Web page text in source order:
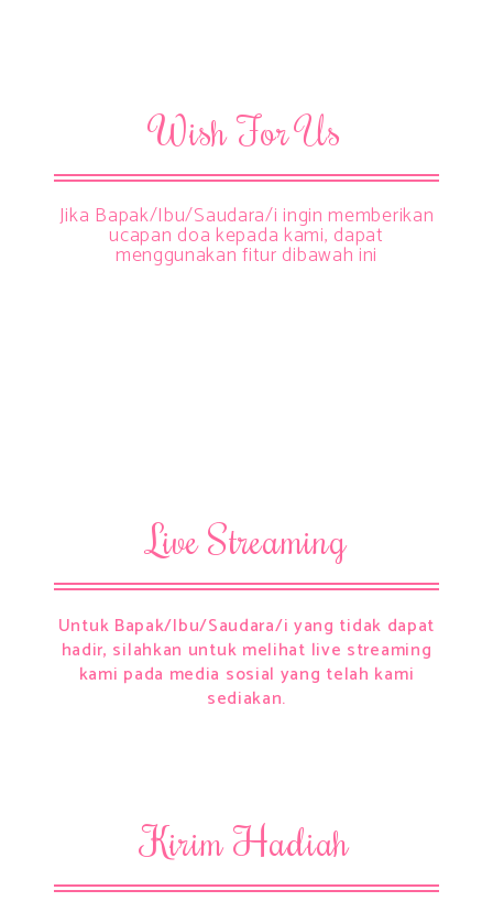
Wish For Us
Jika Bapak/Ibu/Saudara/i ingin memberikan
ucapan doa kepada kami, dapat
menggunakan fitur dibawah ini
Live Streaming
Untuk Bapak/Ibu/Saudara/i yang tidak dapat
hadir, silahkan untuk melihat live streaming
kami pada media sosial yang telah kami
sediakan.
Kirim Hadiah